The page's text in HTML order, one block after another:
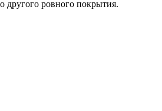
другого ровного покрытия.